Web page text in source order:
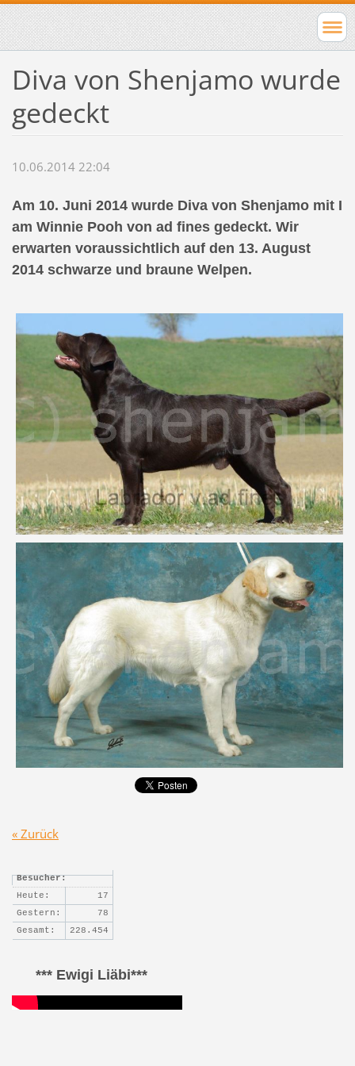
Diva von Shenjamo wurde
gedeckt
10.06.2014 22:04
Am 10. Juni 2014 wurde Diva von Shenjamo mit I
am Winnie Pooh von ad fines gedeckt. Wir
erwarten voraussichtlich auf den 13. August
2014 schwarze und braune Welpen.
« Zurück
Besucher:
Heute:
17
Gestern:
78
Gesamt:
228.454
*** Ewigi Liäbi***